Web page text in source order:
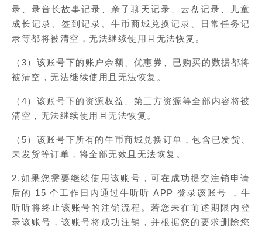
录、录音长故事记录、亲子聊天记录、云盘记录、儿童
成长记录、签到记录、牛币商城兑换记录、日常任务记
录等都将被清空，无法继续使用且无法恢复。
（3）该账号下的账户余额、优惠券、已购买的数据都将
被清空，无法继续使用且无法恢复。
（4）该账号下的资源权益、第三方资源等全部内容将被
清空，无法继续使用且无法恢复。
（5）该账号下所有的牛币商城兑换订单 ，包含已发货、
未发货等订单， 将全部无效且无法恢复。
2.如果您需要继续使用该账号，可在成功提交注销申请
后的 15 个工作日内通过牛听听 APP 登录该账号
，牛
听听将终止该账号的注销流程。 若您未在前述期限内登
录该账号，该账号将成功注销，并根据您的要求删除您